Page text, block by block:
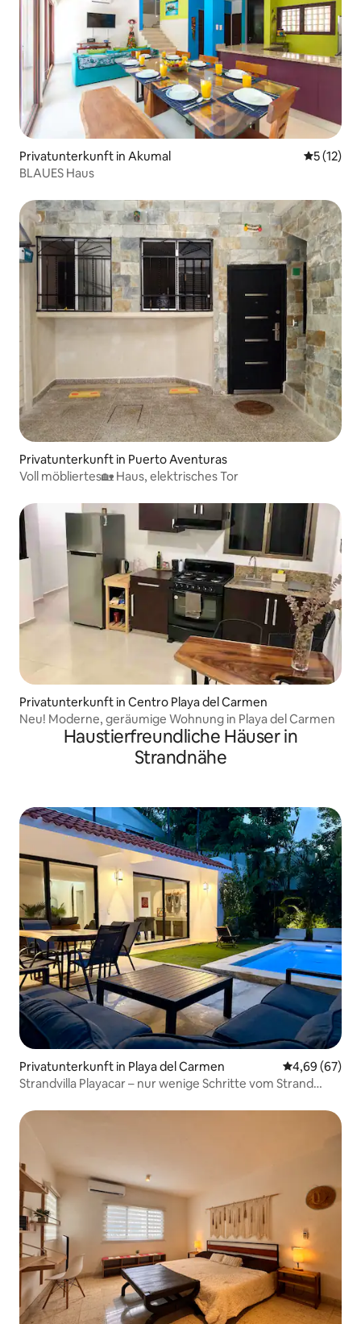
Privatunterkunft in Akumal
5 (12)
BLAUES Haus
Privatunterkunft in Puerto Aventuras
Voll möbliertes🏡 Haus, elektrisches Tor
Privatunterkunft in Centro Playa del Carmen
Neu! Moderne, geräumige Wohnung in Playa del Carmen
Haustierfreundliche Häuser in
Strandnähe
Privatunterkunft in Playa del Carmen
4,69 (67)
Strandvilla Playacar – nur wenige Schritte vom Strand